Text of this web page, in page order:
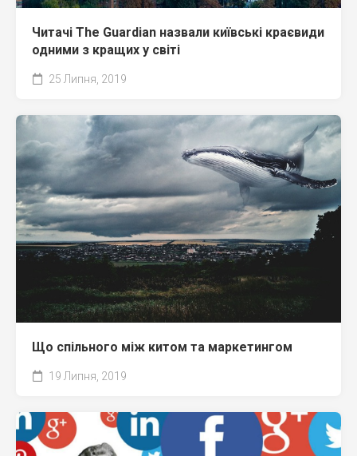
Читачі The Guardian назвали київські краєвиди
одними з кращих у світі
25 Липня, 2019
Що спільного між китом та маркетингом
19 Липня, 2019